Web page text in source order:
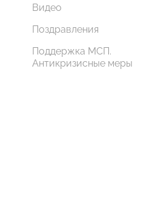
Видео
Поздравления
Поддержка МСП.
Антикризисные меры